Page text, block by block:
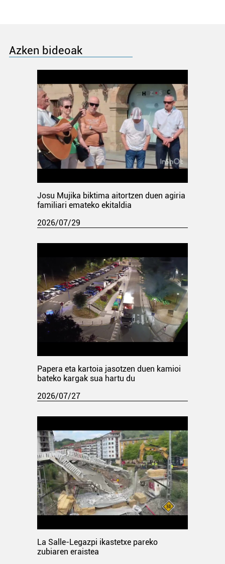
Azken bideoak
Josu Mujika biktima aitortzen duen agiria
familiari emateko ekitaldia
2026/07/29
Papera eta kartoia jasotzen duen kamioi
bateko kargak sua hartu du
2026/07/27
La Salle-Legazpi ikastetxe pareko
zubiaren eraistea